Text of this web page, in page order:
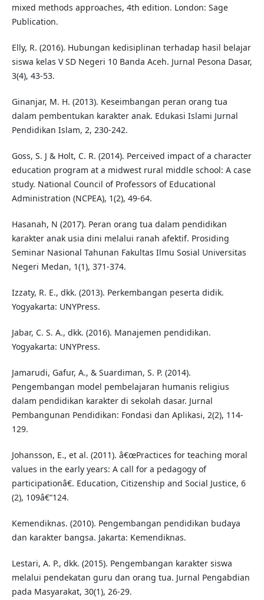
mixed methods approaches, 4th edition. London: Sage
Publication.
Elly, R. (2016). Hubungan kedisiplinan terhadap hasil belajar
siswa kelas V SD Negeri 10 Banda Aceh. Jurnal Pesona Dasar,
3(4), 43-53.
Ginanjar, M. H. (2013). Keseimbangan peran orang tua
dalam pembentukan karakter anak. Edukasi Islami Jurnal
Pendidikan Islam, 2, 230-242.
Goss, S. J & Holt, C. R. (2014). Perceived impact of a character
education program at a midwest rural middle school: A case
study. National Council of Professors of Educational
Administration (NCPEA), 1(2), 49-64.
Hasanah, N (2017). Peran orang tua dalam pendidikan
karakter anak usia dini melalui ranah afektif. Prosiding
Seminar Nasional Tahunan Fakultas Ilmu Sosial Universitas
Negeri Medan, 1(1), 371-374.
Izzaty, R. E., dkk. (2013). Perkembangan peserta didik.
Yogyakarta: UNYPress.
Jabar, C. S. A., dkk. (2016). Manajemen pendidikan.
Yogyakarta: UNYPress.
Jamarudi, Gafur, A., & Suardiman, S. P. (2014).
Pengembangan model pembelajaran humanis religius
dalam pendidikan karakter di sekolah dasar. Jurnal
Pembangunan Pendidikan: Fondasi dan Aplikasi, 2(2), 114-
129.
Johansson, E., et al. (2011). â€œPractices for teaching moral
values in the early years: A call for a pedagogy of
participationâ€. Education, Citizenship and Social Justice, 6
(2), 109â€“124.
Kemendiknas. (2010). Pengembangan pendidikan budaya
dan karakter bangsa. Jakarta: Kemendiknas.
Lestari, A. P., dkk. (2015). Pengembangan karakter siswa
melalui pendekatan guru dan orang tua. Jurnal Pengabdian
pada Masyarakat, 30(1), 26-29.